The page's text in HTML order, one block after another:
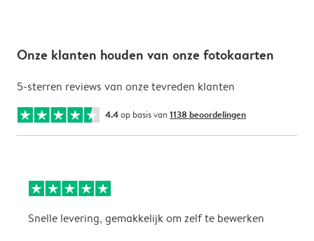
Onze klanten houden van onze fotokaarten
5-sterren reviews van onze tevreden klanten
4.4op basis van 1138 beoordelingen
Snelle levering, gemakkelijk om zelf te bewerken